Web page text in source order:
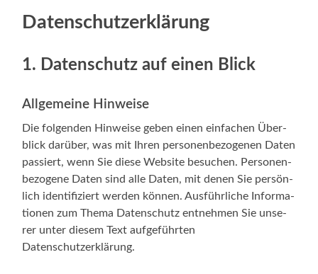
Datenschutz­erklärung
1. Datenschutz auf einen Blick
Allgemeine Hinweise
Die fol­gen­den Hin­wei­se geben einen ein­fa­chen Über­
blick dar­über, was mit Ihren per­so­nen­be­zo­ge­nen Daten
pas­siert, wenn Sie die­se Web­site besu­chen. Per­so­nen­
be­zo­ge­ne Daten sind alle Daten, mit denen Sie per­sön­
lich iden­ti­fi­ziert wer­den kön­nen. Aus­führ­li­che Infor­ma­
tio­nen zum The­ma Daten­schutz ent­neh­men Sie unse­
rer unter die­sem Text auf­ge­führ­ten
Datenschutzerklärung.